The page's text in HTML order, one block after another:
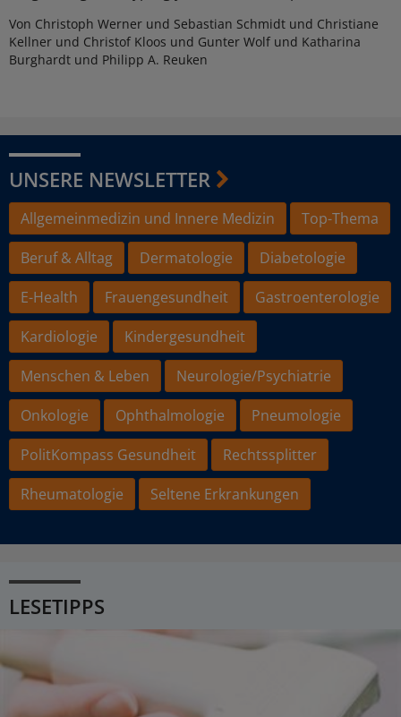
Von Christoph Werner und Sebastian Schmidt und Christiane
Kellner und Christof Kloos und Gunter Wolf und Katharina
Burghardt und Philipp A. Reuken
UNSERE NEWSLETTER
Allgemeinmedizin und Innere Medizin
Top-Thema
Beruf & Alltag
Dermatologie
Diabetologie
E-Health
Frauengesundheit
Gastroenterologie
Kardiologie
Kindergesundheit
Menschen & Leben
Neurologie/Psychiatrie
Onkologie
Ophthalmologie
Pneumologie
PolitKompass Gesundheit
Rechtssplitter
Rheumatologie
Seltene Erkrankungen
LESETIPPS